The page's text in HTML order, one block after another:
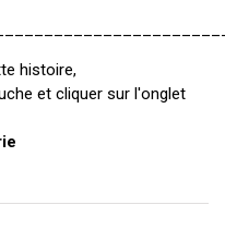
histoire,
et cliquer sur l'onglet